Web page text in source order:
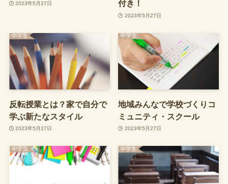
2023年5月27日
付き！
2023年5月27日
反転授業とは？家で自分で
学ぶ新たなスタイル
2023年5月27日
地域みんなで学校づくりコ
ミュニティ・スクール
2023年5月27日